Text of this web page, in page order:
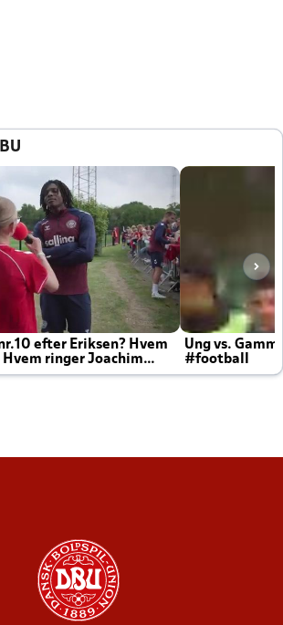
efter Eriksen? Hvem
ringer Joachim
Ung vs.
#football